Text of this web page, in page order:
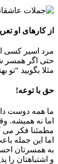
از کارهای او
مرد اسیر کسی
حتی اگر همسر
مثلا بگویید “تو
حق با توعه!
ما همه دوست
اما نه همیشه.
مطمئنا فکر می
اما این جمله
به همسرتان
و اشتباهتان را